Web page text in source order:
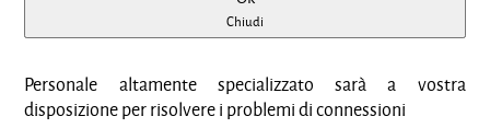
Chiudi
Personale altamente specializzato sarà a vostra
disposizione per risolvere i problemi di connessioni